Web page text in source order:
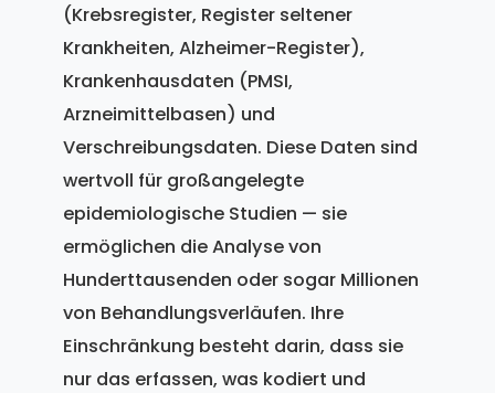
(Krebsregister, Register seltener
Krankheiten, Alzheimer-Register),
Krankenhausdaten (PMSI,
Arzneimittelbasen) und
Verschreibungsdaten. Diese Daten sind
wertvoll für großangelegte
epidemiologische Studien — sie
ermöglichen die Analyse von
Hunderttausenden oder sogar Millionen
von Behandlungsverläufen. Ihre
Einschränkung besteht darin, dass sie
nur das erfassen, was kodiert und